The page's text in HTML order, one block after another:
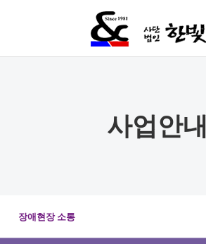
사업안내
장애현장 소통